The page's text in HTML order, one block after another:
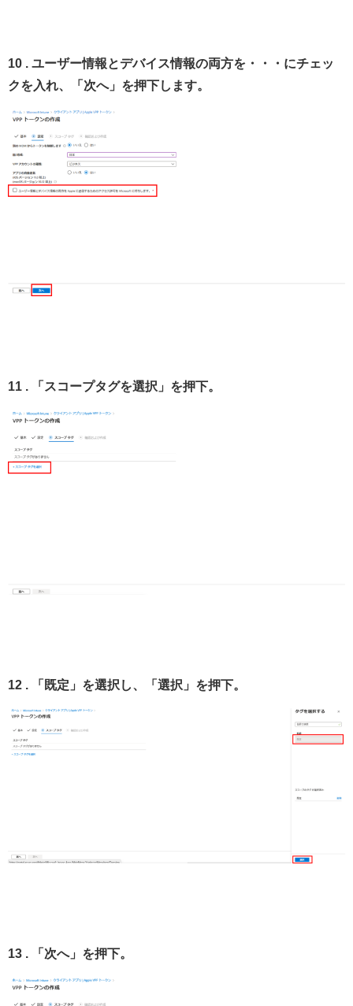
10 . ユーザー情報とデバイス情報の両方を・・・にチェッ
クを入れ、「次へ」を押下します。
11 . 「スコープタグを選択」を押下。
12 . 「既定」を選択し、「選択」を押下。
13 . 「次へ」を押下。